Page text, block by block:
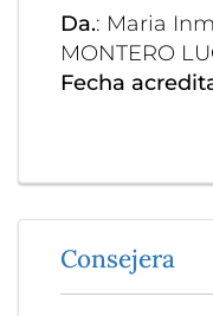
Da.: Maria
MONTERO
Fecha
Consejera